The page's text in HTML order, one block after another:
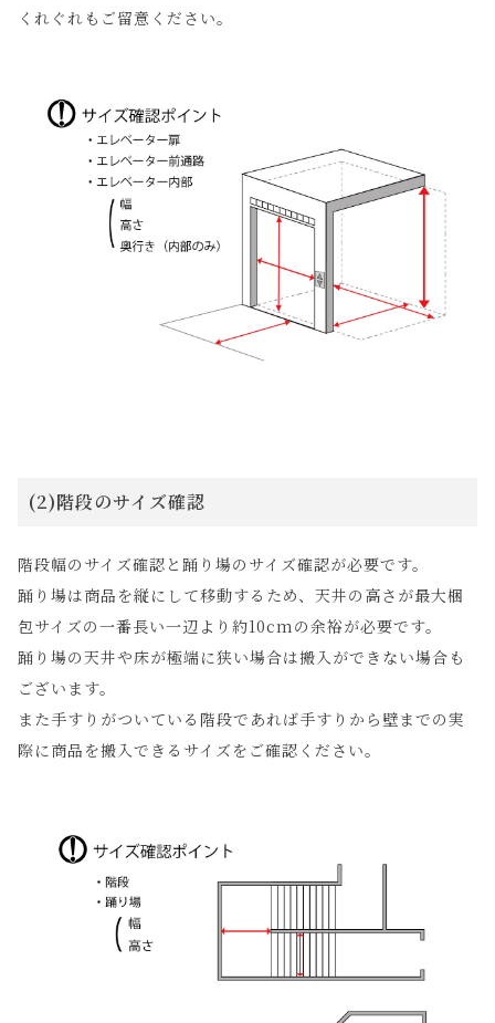
くれぐれもご留意ください。
(2)階段のサイズ確認
階段幅のサイズ確認と踊り場のサイズ確認が必要です。
踊り場は商品を縦にして移動するため、天井の高さが最大梱
包サイズの一番長い一辺より約10cmの余裕が必要です。
踊り場の天井や床が極端に狭い場合は搬入ができない場合も
ございます。
また手すりがついている階段であれば手すりから壁までの実
際に商品を搬入できるサイズをご確認ください。